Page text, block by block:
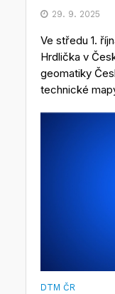
29. 9. 2025
Ve středu 1.
Hrdlička v
geomatiky
technické
DTM ČR